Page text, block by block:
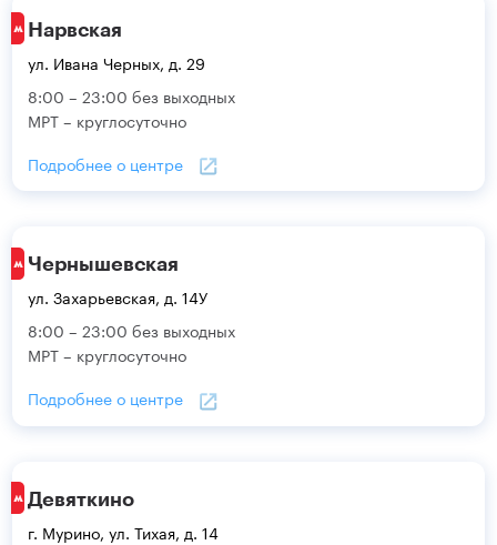
Нарвская
ул. Ивана Черных, д. 29
8:00 – 23:00 без выходных
МРТ – круглосуточно
Подробнее о центре
Чернышевская
ул. Захарьевская, д. 14У
8:00 – 23:00 без выходных
МРТ – круглосуточно
Подробнее о центре
Девяткино
г. Мурино, ул. Тихая, д. 14